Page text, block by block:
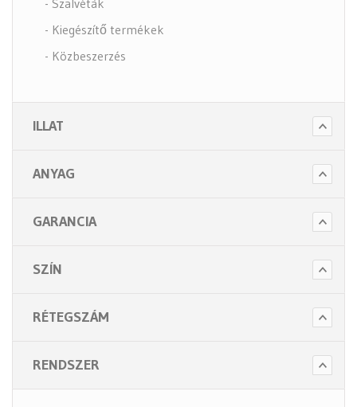
- Szalvéták
- Kiegészítő termékek
- Közbeszerzés
- Törlő és tisztító papírok
- Intim betét gyűjtők
- Toalett papírok
ILLAT
ANYAG
GARANCIA
SZÍN
RÉTEGSZÁM
RENDSZER